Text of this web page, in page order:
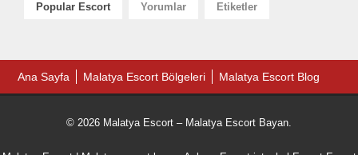
Popular Escort Yorumlar Etiketler
Ana Sayfa Malatya Escort Bölgeleri Malatya Escort Blog
© 2026 Malatya Escort – Malatya Escort Bayan.